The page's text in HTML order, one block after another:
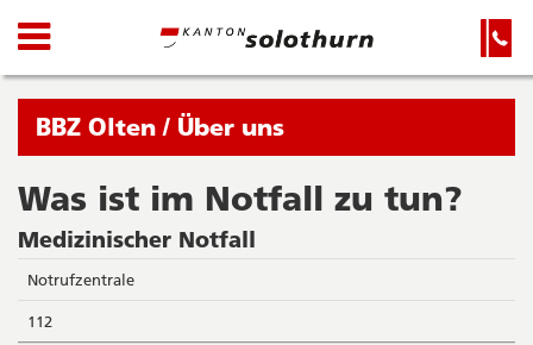
Kanton
Solothurn
Wichtige
Seiten
Startseite
Hauptnavigation
Inhalt
Suche
Navigation
und
Suche
Navigation
Sie
befinden
sich
gerade
BBZ Olten / Über uns
Was ist im Notfall zu tun?
Medizinischer Notfall
Notrufzentrale
112